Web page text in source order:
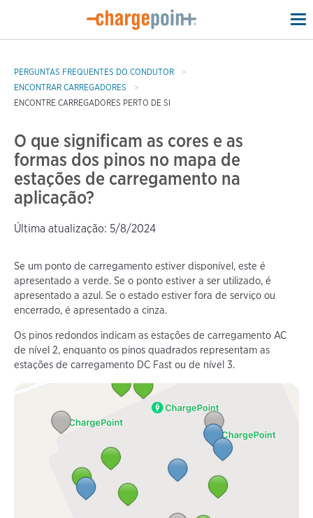
PERGUNTAS FREQUENTES DO CONDUTOR
ENCONTRAR CARREGADORES
ENCONTRE CARREGADORES PERTO DE SI
O que significam as cores e as
formas dos pinos no mapa de
estações de carregamento na
aplicação?
Última atualização: 5/8/2024
Se um ponto de carregamento estiver disponível, este é
apresentado a verde. Se o ponto estiver a ser utilizado, é
apresentado a azul. Se o estado estiver fora de serviço ou
encerrado, é apresentado a cinza.
Os pinos redondos indicam as estações de carregamento AC
de nível 2, enquanto os pinos quadrados representam as
estações de carregamento DC Fast ou de nível 3.